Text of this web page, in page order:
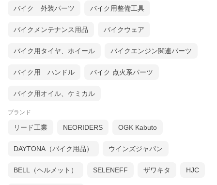
バイク 外装パーツ バイク用整備工具
バイクメンテナンス用品 バイクウェア
バイク用タイヤ、ホイール バイクエンジン関連パーツ
バイク用 ハンドル バイク 点火系パーツ
バイク用オイル、ケミカル
ブランド
リード工業 NEORIDERS OGK Kabuto
DAYTONA（バイク用品） ウインズジャパン
BELL（ヘルメット） SELENEFF ザワキタ HJC